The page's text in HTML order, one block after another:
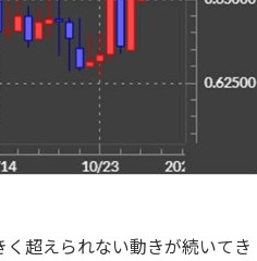
超えられない動きが続いてき